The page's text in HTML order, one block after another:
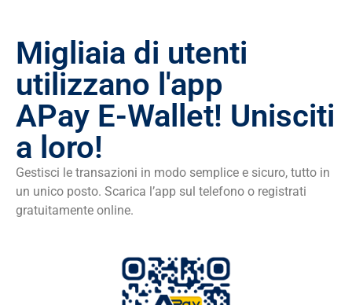
Migliaia di utenti
utilizzano l'app
APay E-Wallet! Unisciti
a loro!
Gestisci le transazioni in modo semplice e sicuro, tutto in
un unico posto. Scarica l’app sul telefono o registrati
gratuitamente online.